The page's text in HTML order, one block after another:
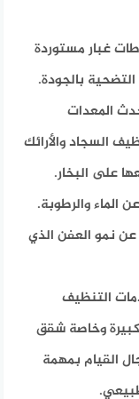
غبار مستوردة
بالجودة.
المعدات
السجاد والأرائك
على البخار.
الماء والرطوبة.
عن نمو العفن الذي
التنظيف
وخاصة شقق
القيام بمهمة